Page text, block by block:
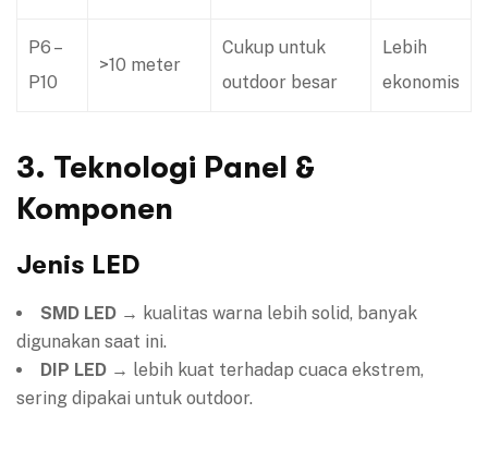
P6 –
P10
>10 meter
Cukup untuk
outdoor besar
Lebih
ekonomis
3. Teknologi Panel &
Komponen
Jenis LED
SMD LED → kualitas warna lebih solid, banyak
digunakan saat ini.
DIP LED → lebih kuat terhadap cuaca ekstrem,
sering dipakai untuk outdoor.